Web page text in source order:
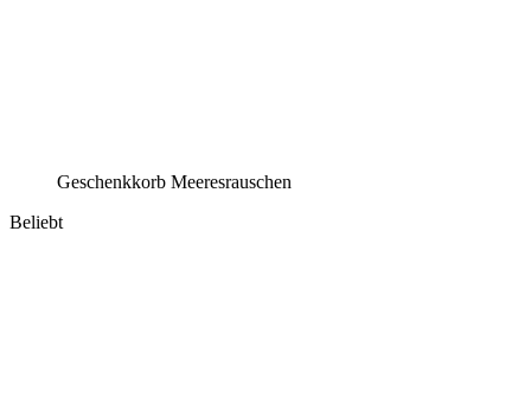
Geschenkkorb Meeresrauschen
Beliebt